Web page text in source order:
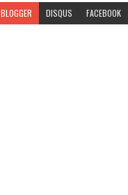
BLOGGER DISQUS FACEBOOK